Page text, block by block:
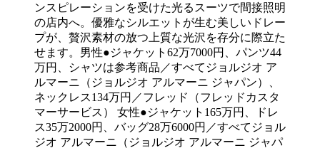
ンスピレーションを受けた光るスーツで間接照明
の店内へ。優雅なシルエットが生む美しいドレー
プが、贅沢素材の放つ上質な光沢を存分に際立た
せます。男性●ジャケット62万7000円、パンツ44
万円、シャツは参考商品／すべてジョルジオ ア
ルマーニ（ジョルジオ アルマーニ ジャパン）、
ネックレス134万円／フレッド（フレッドカスタ
マーサービス） 女性●ジャケット165万円、ドレ
ス35万2000円、バッグ28万6000円／すべてジョル
ジオ アルマーニ（ジョルジオ アルマーニ ジャパ